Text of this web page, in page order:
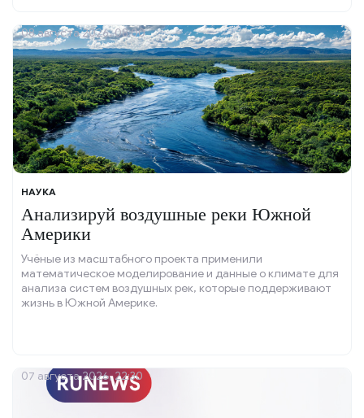
НАУКА
Анализируй воздушные реки Южной
Америки
Учёные из масштабного проекта применили
математическое моделирование и данные о климате для
анализа систем воздушных рек, которые поддерживают
жизнь в Южной Америке.
08 августа 2026, 08:00
07 августа 2026, 22:30